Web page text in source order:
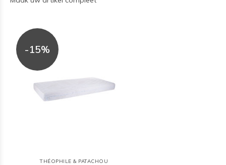
-15%
THÉOPHILE & PATACHOU